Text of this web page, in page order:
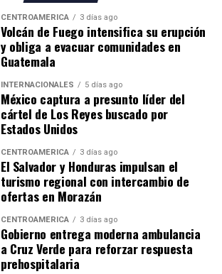
CENTROAMÉRICA 3 días ago
Volcán de Fuego intensifica su erupción
y obliga a evacuar comunidades en
Guatemala
INTERNACIONALES 5 días ago
México captura a presunto líder del
cártel de Los Reyes buscado por
Estados Unidos
CENTROAMÉRICA 3 días ago
El Salvador y Honduras impulsan el
turismo regional con intercambio de
ofertas en Morazán
CENTROAMÉRICA 3 días ago
Gobierno entrega moderna ambulancia
a Cruz Verde para reforzar respuesta
prehospitalaria